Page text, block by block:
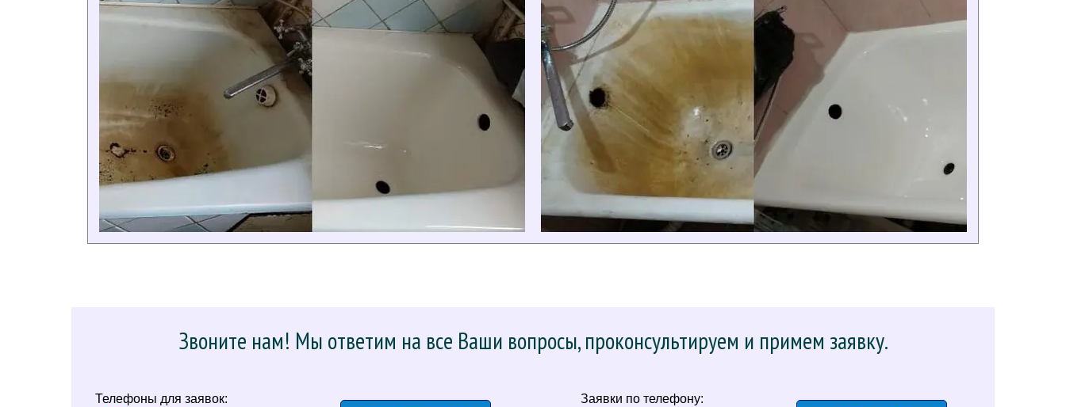
Звоните нам! Мы ответим на все Ваши вопросы, проконсультируем и примем заявку.
Телефоны для заявок:
Заявки по телефону: